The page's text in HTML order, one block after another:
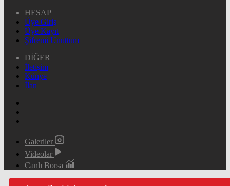
HESAP
Üye Giriş
Üye Kayıt
Şifremi Unuttum
DİĞER
İletişim
Künye
İlan
Galeriler
Videolar
Canlı Borsa